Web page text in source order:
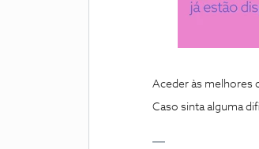
Aceder às melhores
Caso sinta alguma